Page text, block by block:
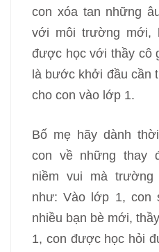
con xóa tan những
với môi trường mới,
được học với thầy cô
là bước khởi đầu cần
cho con vào lớp 1.
Bố mẹ hãy dành
con về những thay
niềm vui mà trường
như: Vào lớp 1, con
nhiều bạn bè mới,
1, con được học hỏi